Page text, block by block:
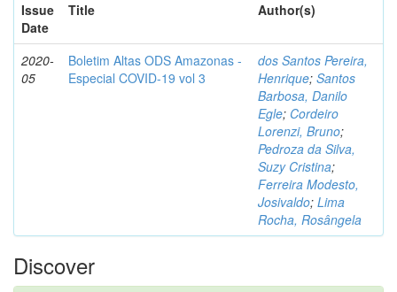
Issue
Date
Title Author(s)
2020-
05
Boletim Altas ODS Amazonas -
Especial COVID-19 vol 3
dos Santos Pereira,
Henrique; Santos
Barbosa, Danilo
Egle; Cordeiro
Lorenzi, Bruno;
Pedroza da Silva,
Suzy Cristina;
Ferreira Modesto,
Josivaldo; Lima
Rocha, Rosângela
Discover